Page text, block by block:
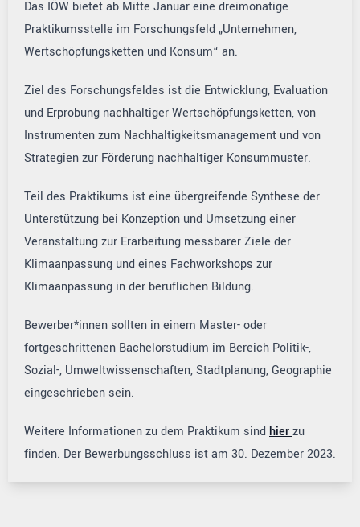
Das IÖW bietet ab Mitte Januar eine dreimonatige
Praktikumsstelle im Forschungsfeld „Unternehmen,
Wertschöpfungsketten und Konsum“ an.
Ziel des Forschungsfeldes ist die Entwicklung, Evaluation
und Erprobung nachhaltiger Wertschöpfungsketten, von
Instrumenten zum Nachhaltigkeitsmanagement und von
Strategien zur Förderung nachhaltiger Konsummuster.
Teil des Praktikums ist eine übergreifende Synthese der
Unterstützung bei Konzeption und Umsetzung einer
Veranstaltung zur Erarbeitung messbarer Ziele der
Klimaanpassung und eines Fachworkshops zur
Klimaanpassung in der beruflichen Bildung.
Bewerber*innen sollten in einem Master- oder
fortgeschrittenen Bachelorstudium im Bereich Politik-,
Sozial-, Umweltwissenschaften, Stadtplanung, Geographie
eingeschrieben sein.
Weitere Informationen zu dem Praktikum sind hierzu
finden. Der Bewerbungsschluss ist am 30. Dezember 2023.